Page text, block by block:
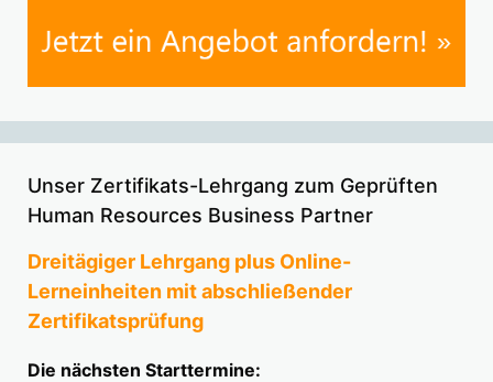
Unser Zertifikats-Lehrgang zum Geprüften
Human Resources Business Partner
Dreitägiger Lehrgang plus Online-
Lerneinheiten mit abschließender
Zertifikatsprüfung
Die nächsten Starttermine: